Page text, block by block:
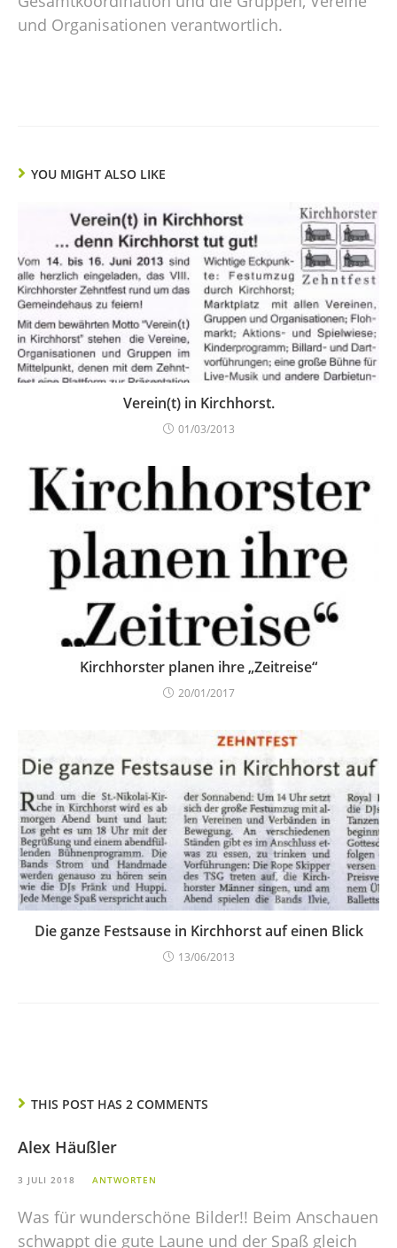
und Organisationen verantwortlich.
YOU MIGHT ALSO LIKE
Verein(t) in Kirchhorst.
01/03/2013
Kirchhorster planen ihre „Zeitreise“
20/01/2017
Die ganze Festsause in Kirchhorst auf einen Blick
13/06/2013
THIS POST HAS 2 COMMENTS
Alex Häußler
3 JULI 2018 ANTWORTEN
Was für wunderschöne Bilder!! Beim Anschauen
schwappt die gute Laune und der Spaß gleich